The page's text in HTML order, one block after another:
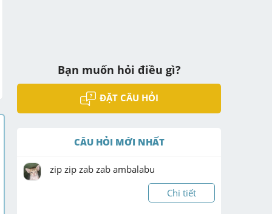
Bạn muốn hỏi điều gì?
ĐẶT CÂU HỎI
CÂU HỎI MỚI NHẤT
zip zip zab zab ambalabu
Chi tiết